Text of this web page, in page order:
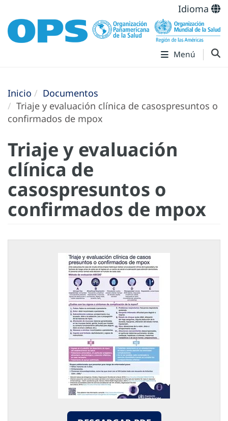
Idioma
Menú
Inicio
Documentos
Triaje y evaluación clínica de casospresuntos o
confirmados de mpox
Triaje y evaluación
clínica de
casospresuntos o
confirmados de mpox